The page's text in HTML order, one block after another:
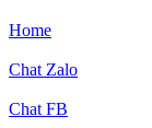
Home
Chat Zalo
Chat FB